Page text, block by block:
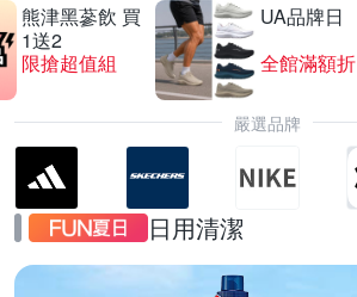
熊津黑蔘飲 買
1送2
限搶超值組
UA品牌日
全館滿額折
嚴選品牌
日用清潔